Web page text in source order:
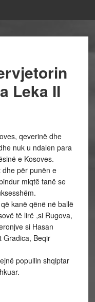
Leka II
qeverinë dhe
nuk u ndalen para
e Kosoves.
për punën e
miqtë tanë se
kanë qënë në ballë
të lirë ,si Rugova,
si Hasan
Gradica, Beqir
popullin shqiptar